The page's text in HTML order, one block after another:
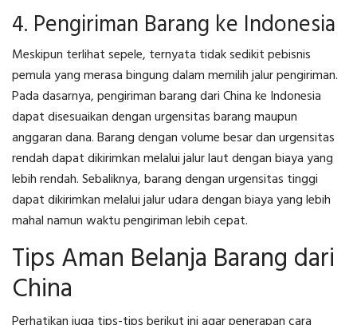
4. Pengiriman Barang ke Indonesia
Meskipun terlihat sepele, ternyata tidak sedikit pebisnis
pemula yang merasa bingung dalam memilih jalur pengiriman.
Pada dasarnya, pengiriman barang dari China ke Indonesia
dapat disesuaikan dengan urgensitas barang maupun
anggaran dana. Barang dengan volume besar dan urgensitas
rendah dapat dikirimkan melalui jalur laut dengan biaya yang
lebih rendah. Sebaliknya, barang dengan urgensitas tinggi
dapat dikirimkan melalui jalur udara dengan biaya yang lebih
mahal namun waktu pengiriman lebih cepat.
Tips Aman Belanja Barang dari
China